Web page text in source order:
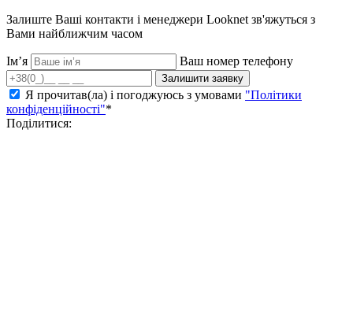
Залиште Ваші контакти і менеджери Looknet зв'яжуться з
Вами найближчим часом
Ім’я Ваш номер телефону
Залишити заявку
Я прочитав(ла) і погоджуюсь з умовами "Політики
конфіденційності"*
Поділитися: